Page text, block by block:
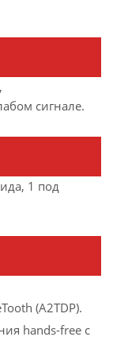
сигнале.
1 под
(A2TDP).
hands-free с